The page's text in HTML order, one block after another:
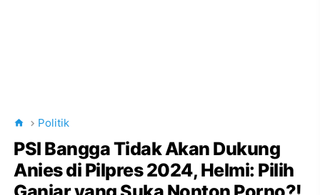
Politik
PSI Bangga Tidak Akan Dukung
Anies di Pilpres 2024, Helmi: Pilih